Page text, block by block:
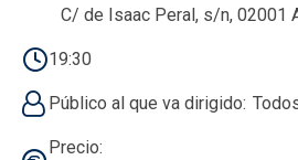
C/ de Isaac Peral, s/n, 02001
19:30
Público al que va dirigido
Precio